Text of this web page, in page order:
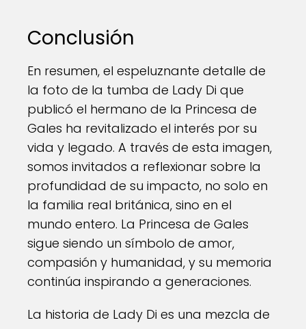
Conclusión
En resumen, el espeluznante detalle de
la foto de la tumba de Lady Di que
publicó el hermano de la Princesa de
Gales ha revitalizado el interés por su
vida y legado. A través de esta imagen,
somos invitados a reflexionar sobre la
profundidad de su impacto, no solo en
la familia real británica, sino en el
mundo entero. La Princesa de Gales
sigue siendo un símbolo de amor,
compasión y humanidad, y su memoria
continúa inspirando a generaciones.
La historia de Lady Di es una mezcla de